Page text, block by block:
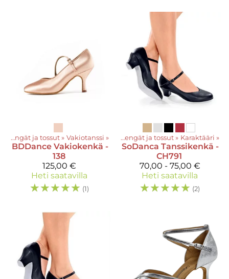
Kengät ja tossut ‪» Vakiotanssi ‪»
BDDance Vakiokenkä -
138
125,00 €
Heti saatavilla
☆☆☆☆☆ (1)
Tuotteet Kengät ja tossut ‪» Karaktääri ‪»
SoDanca Tanssikenkä -
CH791
70,00 - 75,00 €
Heti saatavilla
☆☆☆☆☆ (2)